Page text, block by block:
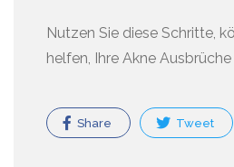
Nutzen Sie diese Schritte,
helfen, Ihre Akne
Share Tweet